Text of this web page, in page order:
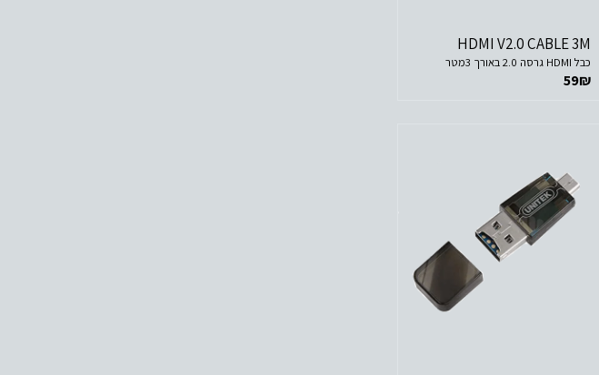
HDMI V2.0 CABLE 3M
כבל HDMI גרסה 2.0 באורך 3מטר
59₪